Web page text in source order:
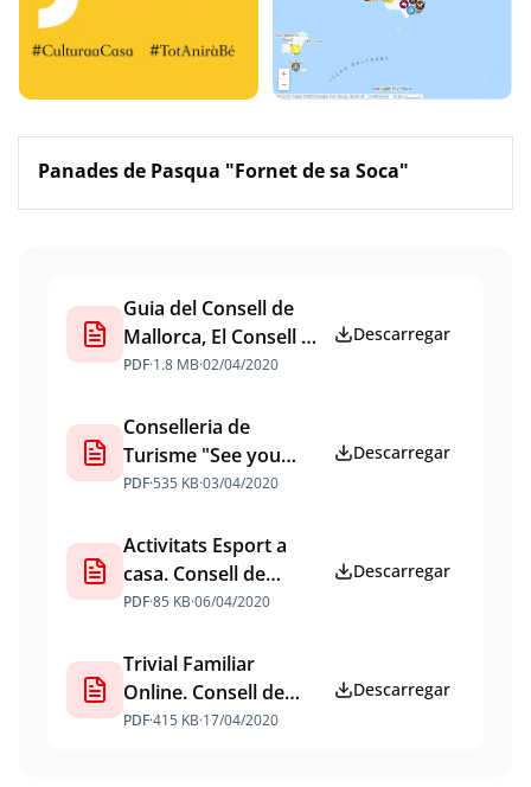
Vídeos
Panades de Pasqua "Fornet de sa Soca"
Guia del Consell de
Mallorca, El Consell a
Casa
PDF·1.8 MB·02/04/2020
Descarregar
Conselleria de
Turisme "See you
soon"
PDF·535 KB·03/04/2020
Descarregar
Activitats Esport a
casa. Consell de
Mallorca
PDF·85 KB·06/04/2020
Descarregar
Trivial Familiar
Online. Consell de
Mallorca
PDF·415 KB·17/04/2020
Descarregar